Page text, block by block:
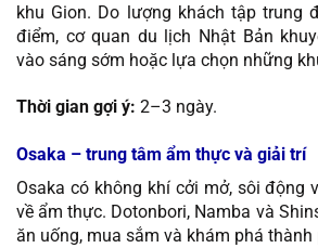
khu Gion. Do lượng khách tập trung
điểm, cơ quan du lịch Nhật Bản
vào sáng sớm hoặc lựa chọn những
Thời gian gợi ý: 2–3 ngày.
Osaka – trung tâm ẩm thực và giải trí
Osaka có không khí cởi mở, sôi động
về ẩm thực. Dotonbori, Namba và
ăn uống, mua sắm và khám phá thành